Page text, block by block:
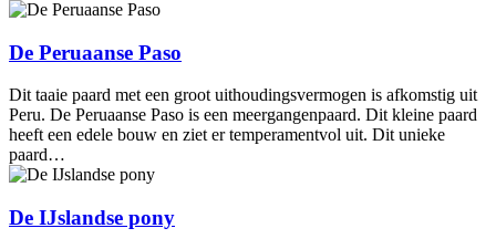
De Peruaanse Paso
Dit taaie paard met een groot uithoudingsvermogen is afkomstig uit
Peru. De Peruaanse Paso is een meergangenpaard. Dit kleine paard
heeft een edele bouw en ziet er temperamentvol uit. Dit unieke
paard…
De IJslandse pony